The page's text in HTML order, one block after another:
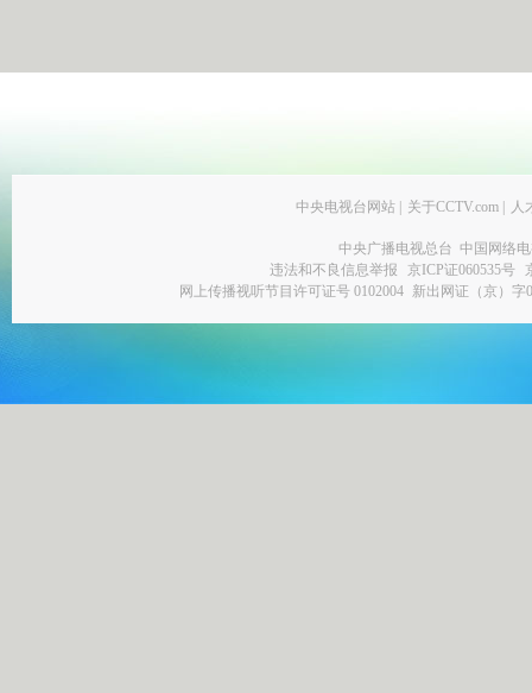
中央电视台网站 关于CCTV.com 人
中央广播电视总台 中国网络
违法和不良信息举报
京ICP证060535号
网上传播视听节目许可证号 0102004 新出网证（京）